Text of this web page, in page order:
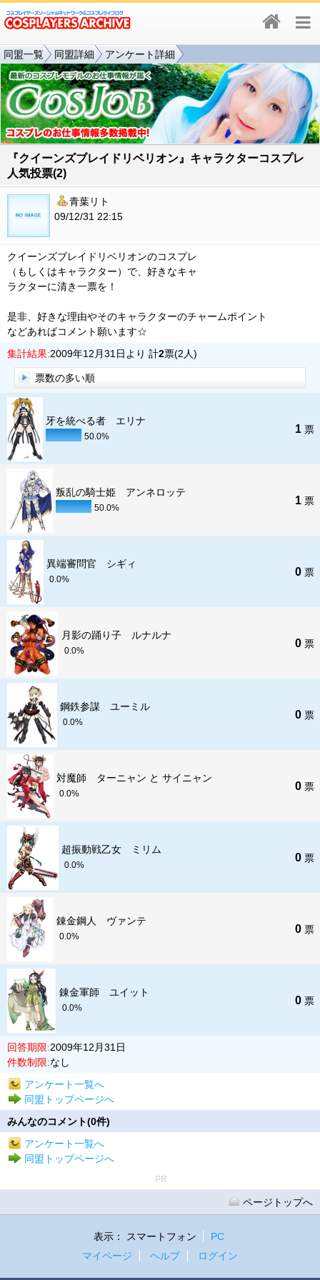
同盟一覧 同盟詳細 アンケート詳細
『クイーンズブレイドリベリオン』キャラクターコスプレ
人気投票(2)
青葉リト
09/12/31 22:15
クイーンズブレイドリベリオンのコスプレ
（もしくはキャラクター）で、好きなキャ
ラクターに清き一票を！
是非、好きな理由やそのキャラクターのチャームポイント
などあればコメント願います☆
集計結果:2009年12月31日より 計2票(2人)
票数の多い順
牙を統べる者 エリナ
50.0%
1 票
叛乱の騎士姫 アンネロッテ
50.0%
1 票
異端審問官 シギィ
0.0%
0 票
月影の踊り子 ルナルナ
0.0%
0 票
鋼鉄参謀 ユーミル
0.0%
0 票
対魔師 ターニャン と サイニャン
0.0%
0 票
超振動戦乙女 ミリム
0.0%
0 票
錬金鋼人 ヴァンテ
0.0%
0 票
錬金軍師 ユイット
0.0%
0 票
回答期限:2009年12月31日
件数制限:なし
アンケート一覧へ
同盟トップページへ
みんなのコメント(0件)
アンケート一覧へ
同盟トップページへ
PR
ページトップへ
表示： スマートフォン
PC
マイページ
ヘルプ ログイン